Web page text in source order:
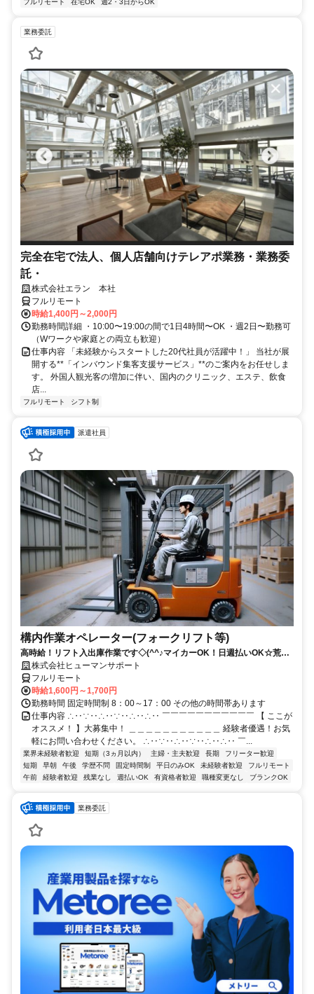
業務委託
完全在宅で法人、個人店舗向けテレアポ業務・業務委
託・
株式会社エラン 本社
フルリモート
時給1,400円～2,000円
勤務時間詳細 ・10:00〜19:00の間で1日4時間〜OK ・週2日〜勤務可
（Wワークや家庭との両立も歓迎）
仕事内容 「未経験からスタートした20代社員が活躍中！」 当社が展
開する**「インバウンド集客支援サービス」**のご案内をお任せしま
す。 外国人観光客の増加に伴い、国内のクリニック、エステ、飲食
店...
フルリモート シフト制
派遣社員
構内作業オペレーター(フォークリフト等)
高時給！リフト入出庫作業です◇(^^♪マイカーOK！日週払いOK☆荒本
駅★【シゴト№0619】
株式会社ヒューマンサポート
フルリモート
時給1,600円～1,700円
勤務時間 固定時間制 8：00～17：00 その他の時間帯あります
仕事内容 ∴‥∵‥∴‥∵‥∴‥∴‥ ￣￣￣￣￣￣￣￣￣￣￣ 【 ここが
オススメ！ 】大募集中！ ＿＿＿＿＿＿＿＿＿＿＿ 経験者優遇！お気
軽にお問い合わせください。 ∴‥∵‥∴‥∵‥∴‥∴‥ ￣...
業界未経験者歓迎 短期（3ヵ月以内） 主婦・主夫歓迎 長期
フリーター歓迎
短期
早朝 午後 学歴不問 固定時間制 平日のみOK 未経験者歓迎
フルリモート
午前
経験者歓迎 残業なし 週払いOK 有資格者歓迎 職種変更なし ブランクOK
業務委託